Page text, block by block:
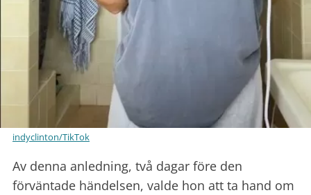
indyclinton/TikTok
Av denna anledning, två dagar före den
förväntade händelsen, valde hon att ta hand om